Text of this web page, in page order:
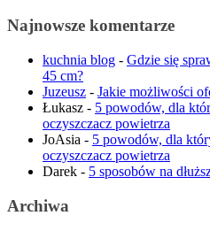
Najnowsze komentarze
kuchnia blog - Gdzie się
45 cm?
Juzeusz - Jakie możliwości
Łukasz - 5 powodów, dla
oczyszczacz powietrza
JoAsia - 5 powodów, dla
oczyszczacz powietrza
Darek - 5 sposobów na
Archiwa